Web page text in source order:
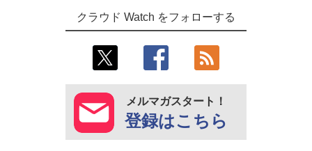
クラウド Watch をフォローする
メルマガスタート！
登録はこちら